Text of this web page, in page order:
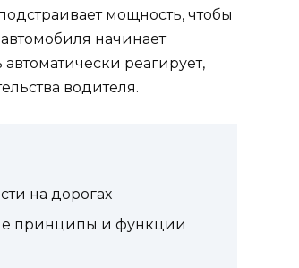
мощность, чтобы
начинает
реагирует,
водителя.
на дорогах
принципы и функции